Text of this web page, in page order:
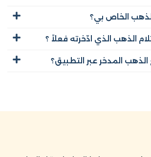
الخاص بي؟
الذهب الذي ادّخرته فعلاً ؟
المدخر عبر التطبيق؟